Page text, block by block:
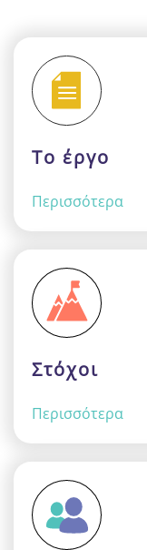
Το έργο
Περισσότερα
Στόχοι
Περισσότερα